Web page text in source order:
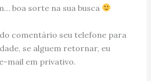
boa sorte na sua busca
comentário seu telefone para
se alguem retornar, eu
mail em privativo.